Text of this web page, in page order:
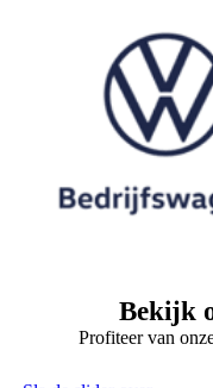
Bekijk
Profiteer van